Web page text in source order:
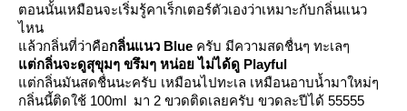
ตอนนั้นเหมือนจะเริ่มรู้คาเร็กเตอร์ตัวเองว่าเหมาะกับกลิ่นแนว
ไหน
ล้วกลิ่นที่ว่าคือกลิ่นแนว Blue ครับ มีความสดชื่นๆ ทะเลๆ
ต่กลิ่นจะดูสุขุมๆ ขรึมๆ หน่อย ไม่ได้ดู Playful
ต่กลิ่นมันสดชื่นนะครับ เหมือนไปทะเล เหมือนอาบน้ำมาใหม่ๆ
กลิ่นนี้ติดใช้ 100ml มา 2 ขวดติดเลยครับ ขวดละปีได้ 55555